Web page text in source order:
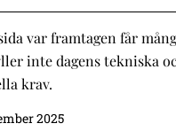
var framtagen får
inte dagens tekniska
krav.
2025